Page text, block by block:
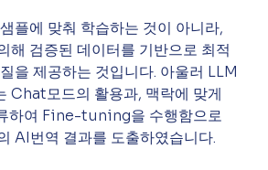
플에 맞춰 학습하는 것이 아니라,
해 검증된 데이터를 기반으로 최적
을 제공하는 것입니다. 아울러 LLM
Chat모드의 활용과, 맥락에 맞게
하여 Fine-tuning을 수행함으로
AI번역 결과를 도출하였습니다.